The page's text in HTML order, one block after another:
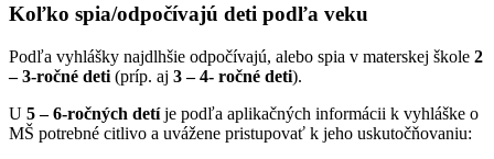
Koľko spia/odpočívajú deti podľa veku
Podľa vyhlášky najdlhšie odpočívajú, alebo spia v materskej škole 2
– 3-ročné deti (príp. aj 3 – 4- ročné deti).
U 5 – 6-ročných detíje podľa aplikačných informácii k vyhláške o
MŠ potrebné citlivo a uvážene pristupovať k jeho uskutočňovaniu: